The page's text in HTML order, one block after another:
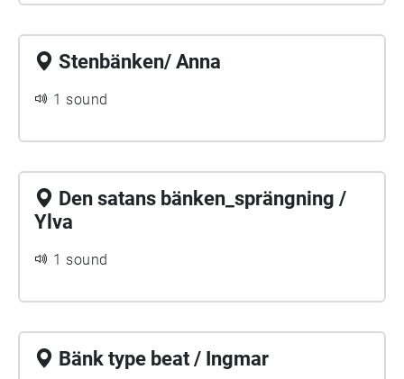
Stenbänken/ Anna
1 sound
Den satans bänken_sprängning /
Ylva
1 sound
Bänk type beat / Ingmar